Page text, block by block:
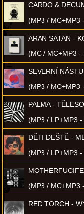
CARDO &
(MP3 / MC+MP3
ARAN SATAN -
(MC / MC+MP3 -
SEVERNÍ
(MP3 / MC+MP3
PALMA - TĚLESO
(MP3 / LP+MP3
DĚTI DEŠTĚ -
(MP3 / LP+MP3 -
(MP3 / MC+MP3
RED TORCH -